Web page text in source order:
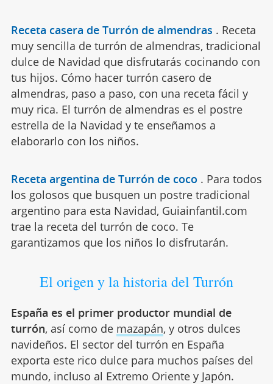
Receta casera de Turrón de almendras . Receta
muy sencilla de turrón de almendras, tradicional
dulce de Navidad que disfrutarás cocinando con
tus hijos. Cómo hacer turrón casero de
almendras, paso a paso, con una receta fácil y
muy rica. El turrón de almendras es el postre
estrella de la Navidad y te enseñamos a
elaborarlo con los niños.
Receta argentina de Turrón de coco . Para todos
los golosos que busquen un postre tradicional
argentino para esta Navidad, Guiainfantil.com
trae la receta del turrón de coco. Te
garantizamos que los niños lo disfrutarán.
El origen y la historia del Turrón
España es el primer productor mundial de
turrón, así como de mazapán, y otros dulces
navideños. El sector del turrón en España
exporta este rico dulce para muchos países del
mundo, incluso al Extremo Oriente y Japón.